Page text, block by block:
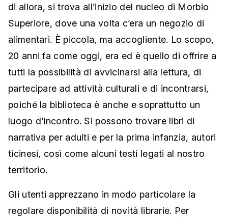
di allora, si trova all’inizio del nucleo di Morbio
Superiore, dove una volta c’era un negozio di
alimentari. È piccola, ma accogliente. Lo scopo,
20 anni fa come oggi, era ed è quello di offrire a
tutti la possibilità di avvicinarsi alla lettura, di
partecipare ad attività culturali e di incontrarsi,
poiché la biblioteca è anche e soprattutto un
luogo d’incontro. Si possono trovare libri di
narrativa per adulti e per la prima infanzia, autori
ticinesi, così come alcuni testi legati al nostro
territorio.
Gli utenti apprezzano in modo particolare la
regolare disponibilità di novità librarie. Per